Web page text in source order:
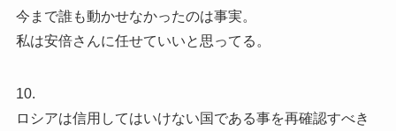
今まで誰も動かせなかったのは事実。
私は安倍さんに任せていいと思ってる。
10.
ロシアは信用してはいけない国である事を再確認すべき